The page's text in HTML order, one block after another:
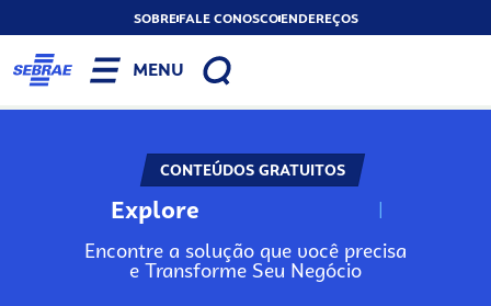
SOBREFALE CONOSCOENDEREÇOS
MENU
CONTEÚDOS GRATUITOS
Explore N
Encontre a solução que você precisa
e Transforme Seu Negócio